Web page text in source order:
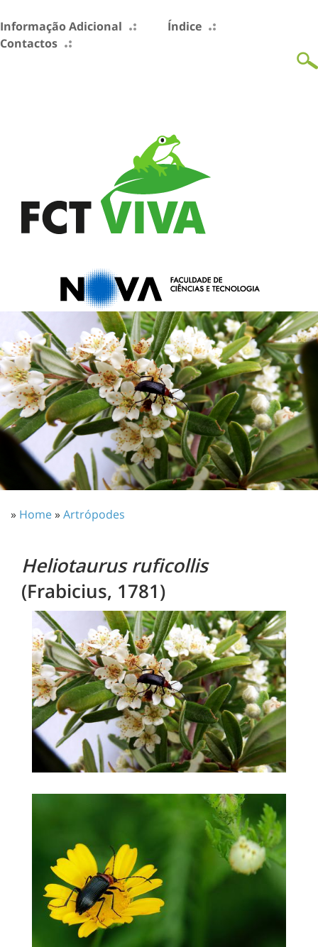
Informação Adicional
Índice
Contactos
» Home»Artrópodes
Heliotaurus ruficollis
(Frabicius, 1781)